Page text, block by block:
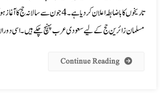
تاریخوں کا باضابطہ اعلان کر دیا ہے۔ 4
مسلمان زائرین حج کے لیے سعودی عرب پہنچ چکے ہیں۔ اسی
Continue Reading